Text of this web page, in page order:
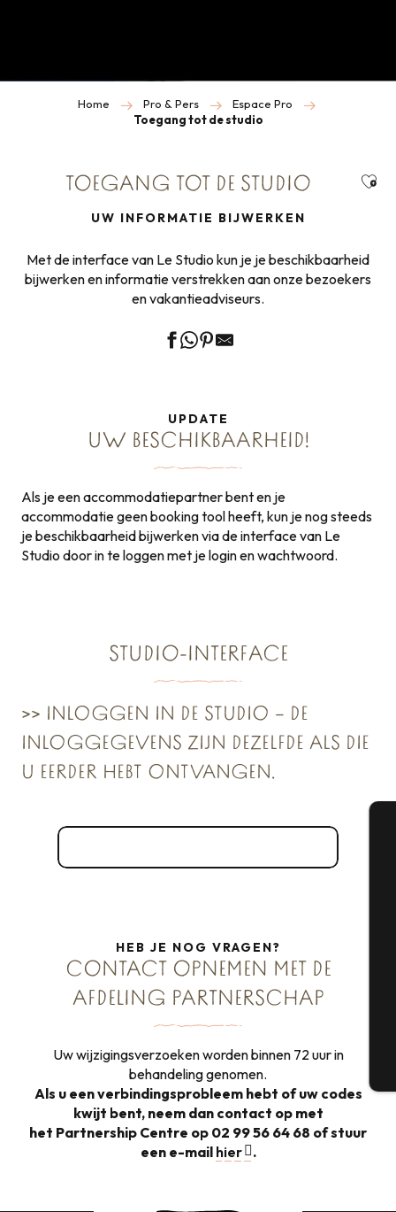
Home Pro & Pers
Espace Pro
Toegang tot de studio
TOEGANG TOT DE STUDIO
UW INFORMATIE BIJWERKEN
Met de interface van Le Studio kun je je beschikbaarheid
bijwerken en informatie verstrekken aan onze bezoekers
en vakantieadviseurs.
UPDATE
UW BESCHIKBAARHEID!
Als je een accommodatiepartner bent en je
accommodatie geen booking tool heeft, kun je nog steeds
je beschikbaarheid bijwerken via de interface van Le
Studio door in te loggen met je login en wachtwoord.
STUDIO-INTERFACE
>> INLOGGEN IN DE STUDIO – DE
INLOGGEGEVENS ZIJN DEZELFDE ALS DIE
U EERDER HEBT ONTVANGEN.
HEB JE NOG VRAGEN?
CONTACT OPNEMEN MET DE
AFDELING PARTNERSCHAP
Uw wijzigingsverzoeken worden binnen 72 uur in
behandeling genomen.
Als u een verbindingsprobleem hebt of uw codes
kwijt bent, neem dan contact op met
het Partnership Centre op 02 99 56 64 68 of stuur
een e-mail hier .